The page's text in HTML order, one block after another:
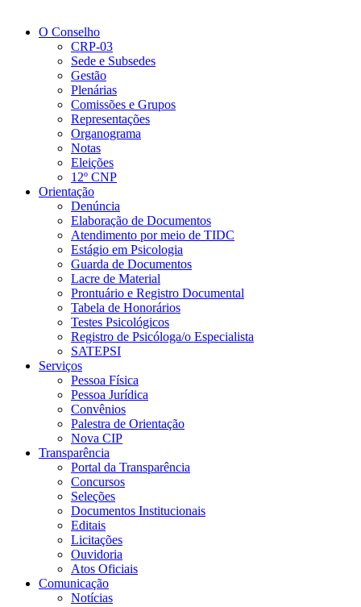
O Conselho
CRP-03
Sede e Subsedes
Gestão
Plenárias
Comissões e Grupos
Representações
Organograma
Notas
Eleições
12º CNP
Orientação
Denúncia
Elaboração de Documentos
Atendimento por meio de TIDC
Estágio em Psicologia
Guarda de Documentos
Lacre de Material
Prontuário e Registro Documental
Tabela de Honorários
Testes Psicológicos
Registro de Psicóloga/o Especialista
SATEPSI
Serviços
Pessoa Física
Pessoa Jurídica
Convênios
Palestra de Orientação
Nova CIP
Transparência
Portal da Transparência
Concursos
Seleções
Documentos Institucionais
Editais
Licitações
Ouvidoria
Atos Oficiais
Comunicação
Notícias